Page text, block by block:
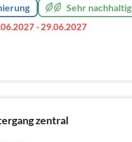
Sehr nachhaltig
- 29.06.2027
zentral